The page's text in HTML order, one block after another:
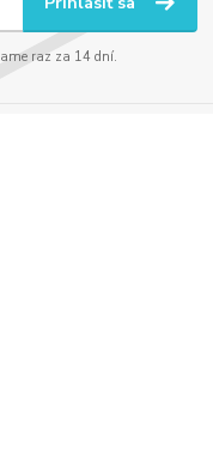
raz za 14 dní.